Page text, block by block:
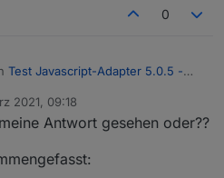
0
Test Javascript-Adapter 5.0.5 -
frage anschliessen - ist wohl nur
2021, 09:18
Antwort gesehen oder??